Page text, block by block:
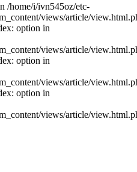
/home/i/ivn545oz/etc-
views/article/
option in
views/article/
option in
views/article/
option in
views/article/